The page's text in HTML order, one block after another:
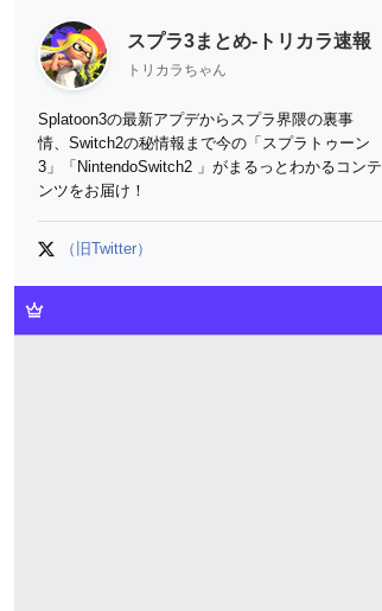
スプラ3まとめ-トリカラ速報
トリカラちゃん
Splatoon3の最新アプデからスプラ界隈の裏事
情、Switch2の秘情報まで今の「スプラトゥーン
3」「NintendoSwitch2 」がまるっとわかるコンテ
ンツをお届け！
（旧Twitter）